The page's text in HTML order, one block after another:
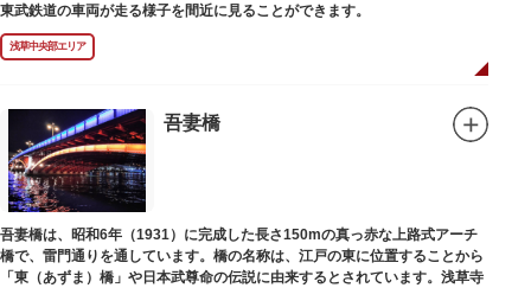
東武鉄道の車両が走る様子を間近に見ることができます。
浅草中央部エリア
吾妻橋
吾妻橋は、昭和6年（1931）に完成した長さ150mの真っ赤な上路式アーチ
橋で、雷門通りを通しています。橋の名称は、江戸の東に位置することから
「東（あずま）橋」や日本武尊命の伝説に由来するとされています。浅草寺